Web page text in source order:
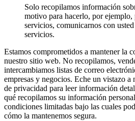
Solo recopilamos información
motivo para hacerlo, por ejemplo,
servicios, comunicarnos con
servicios.
Estamos comprometidos a mantener la
nuestro sitio web. No recopilamos,
intercambiamos listas de correo
empresas y negocios. Eche un vistazo a
de privacidad para leer información
qué recopilamos su información
condiciones limitadas bajo las cuales
cómo la mantenemos segura.